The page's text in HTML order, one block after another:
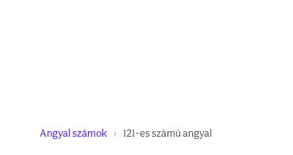
Angyal számok 121-es számú angyal